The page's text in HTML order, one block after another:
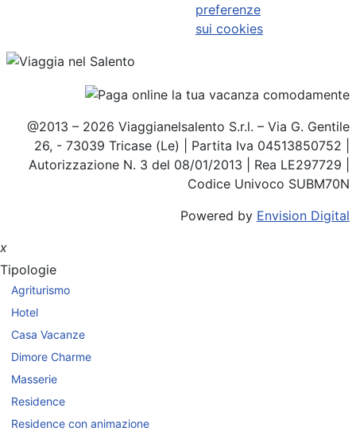
preferenze
sui cookies
@2013 – 2026 Viaggianelsalento S.r.l. – Via G. Gentile
26, - 73039 Tricase (Le) | Partita Iva 04513850752 |
Autorizzazione N. 3 del 08/01/2013 | Rea LE297729 |
Codice Univoco SUBM70N
Powered by Envision Digital
x
Tipologie
Agriturismo
Hotel
Casa Vacanze
Dimore Charme
Masserie
Residence
Residence con animazione